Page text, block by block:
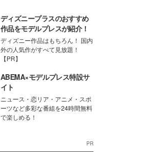
ディズニープラスのおすすめ
作品をモデルプレスが紹介！
ディズニー作品はもちろん！ 国内
外の人気作がすべて見放題！
【PR】
ABEMA×モデルプレス特設サ
イト
ニュース・恋リア・アニメ・スポ
ーツなど多彩な番組を24時間無料
で楽しめる！
PR